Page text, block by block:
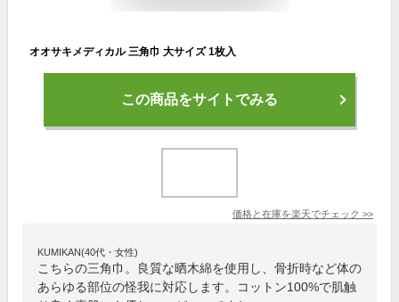
オオサキメディカル 三角巾 大サイズ 1枚入
この商品をサイトでみる
価格と在庫を楽天でチェック >>
KUMIKAN(40代・女性)
こちらの三角巾。良質な晒木綿を使用し、骨折時など体の
あらゆる部位の怪我に対応します。コットン100%で肌触